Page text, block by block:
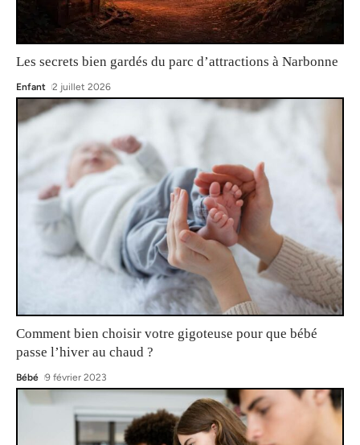
Les secrets bien gardés du parc d’attractions à Narbonne
Enfant 2 juillet 2026
Comment bien choisir votre gigoteuse pour que bébé
passe l’hiver au chaud ?
Bébé 9 février 2023